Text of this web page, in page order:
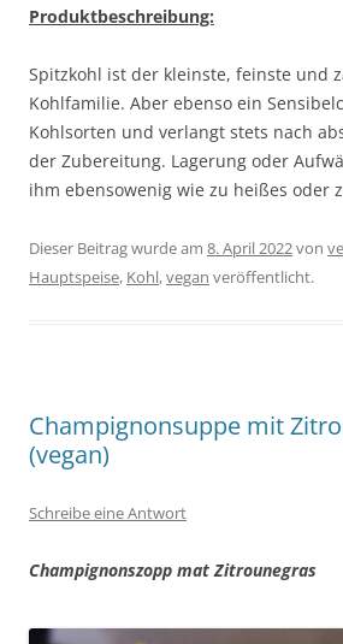
Produktbeschreibung:
Spitzkohl ist der kleinste, feinste und
Kohlfamilie. Aber ebenso ein
Kohlsorten und verlangt stets nach
der Zubereitung. Lagerung oder
ihm ebensowenig wie zu heißes oder
Dieser Beitrag wurde am 8. April 2022von
Hauptspeise, Kohl,vegan veröffentlicht.
Champignonsuppe mit
(vegan)
Schreibe eine Antwort
Champignonszopp mat Zitrounegras